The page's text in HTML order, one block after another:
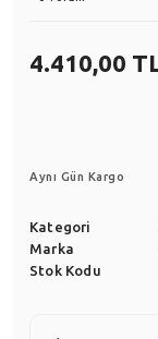
4.410,00
Aynı Gün Kargo
Kategori
Marka
Stok Kodu